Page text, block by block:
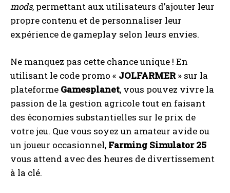
mods, permettant aux utilisateurs d’ajouter leur
propre contenu et de personnaliser leur
expérience de gameplay selon leurs envies.
Ne manquez pas cette chance unique ! En
utilisant le code promo « JOLFARMER» sur la
plateforme Gamesplanet, vous pouvez vivre la
passion de la gestion agricole tout en faisant
des économies substantielles sur le prix de
votre jeu. Que vous soyez un amateur avide ou
un joueur occasionnel, Farming Simulator 25
vous attend avec des heures de divertissement
à la clé.